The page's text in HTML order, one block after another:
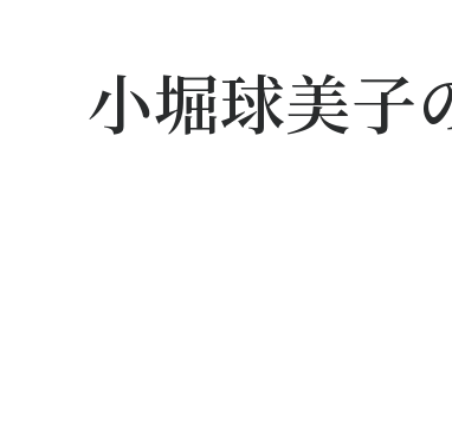
相
小堀球美子